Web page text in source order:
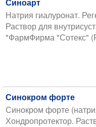
Натрия гиалуронат.
Раствор для
"ФармФирма "Сотекс"
Синокром форте
Синокром форте
Хондропротектор.